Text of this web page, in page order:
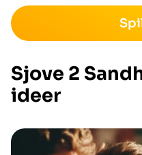
Sjove 2
ideer